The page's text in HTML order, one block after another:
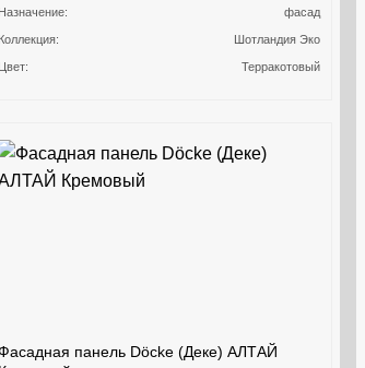
Назначение: фасад
Коллекция: Шотландия Эко
Цвет: Терракотовый
панель Döcke (Деке) АЛТАЙ